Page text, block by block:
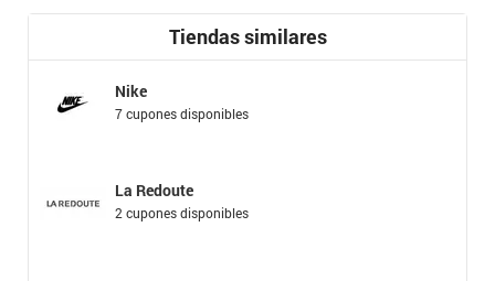
Tiendas similares
Nike
7 cupones disponibles
La Redoute
2 cupones disponibles